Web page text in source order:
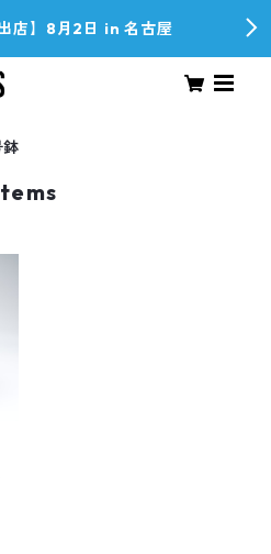
出店】8月2日 in 名古屋